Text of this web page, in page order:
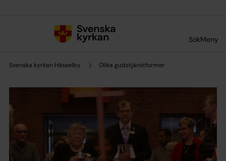
SökMeny
Svenska kyrkan Hässelby Olika gudstjänstformer